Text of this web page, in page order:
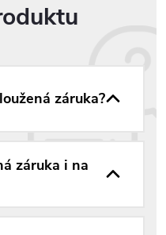
záruka?
záruka i na